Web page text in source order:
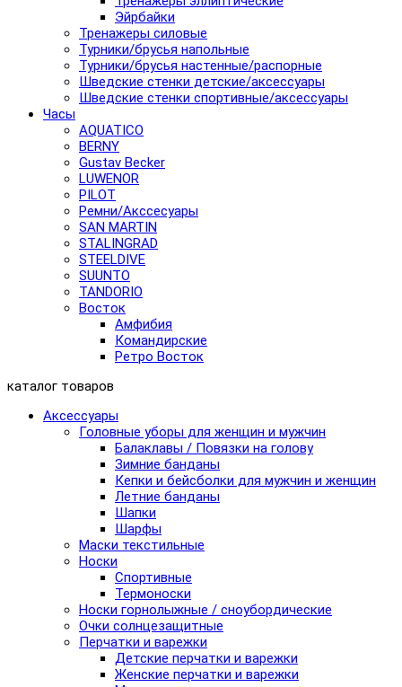
Эйрбайки
Тренажеры силовые
Турники/брусья напольные
Турники/брусья настенные/распорные
Шведские стенки детские/аксессуары
Шведские стенки спортивные/аксессуары
Часы
AQUATICO
BERNY
Gustav Becker
LUWENOR
PILOT
Pемни/Акссесуары
SAN MARTIN
STALINGRAD
STEELDIVE
SUUNTO
TANDORIO
Восток
Амфибия
Командирские
Ретро Восток
каталог товаров
Аксессуары
Головные уборы для женщин и мужчин
Балаклавы / Повязки на голову
Зимние банданы
Кепки и бейсболки для мужчин и женщин
Летние банданы
Шапки
Шарфы
Маски текстильные
Носки
Спортивные
Термоноски
Носки горнолыжные / сноубордические
Очки солнцезащитные
Перчатки и варежки
Детские перчатки и варежки
Женские перчатки и варежки